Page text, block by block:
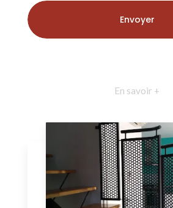
En savoir +